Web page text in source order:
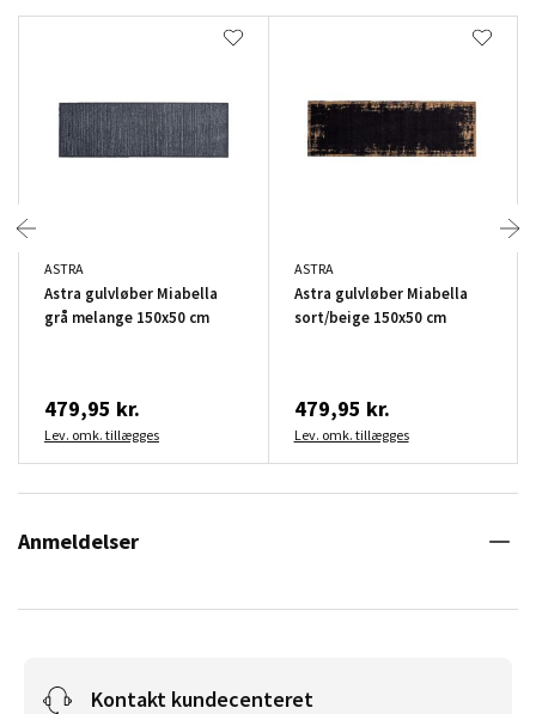
ASTRA
Astra gulvløber Miabella
grå melange 150x50 cm
479,95 kr.
Lev. omk. tillægges
ASTRA
Astra gulvløber Miabella
sort/beige 150x50 cm
479,95 kr.
Lev. omk. tillægges
Anmeldelser
Kontakt kundecenteret